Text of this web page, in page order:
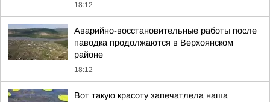
18:12
Аварийно-восстановительные работы после
паводка продолжаются в Верхоянском
районе
18:12
Вот такую красоту запечатлела наша